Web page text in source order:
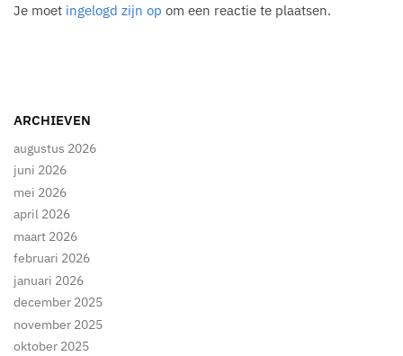
Je moet ingelogd zijn op om een reactie te plaatsen.
ARCHIEVEN
augustus 2026
juni 2026
mei 2026
april 2026
maart 2026
februari 2026
januari 2026
december 2025
november 2025
oktober 2025